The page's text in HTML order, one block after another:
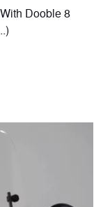
Dooble 8